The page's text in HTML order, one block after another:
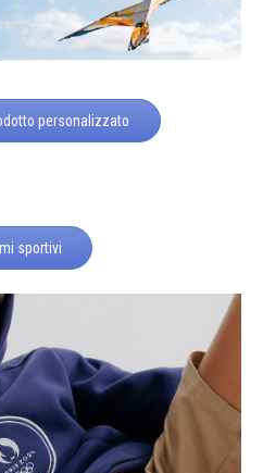
personalizzato
sportivi